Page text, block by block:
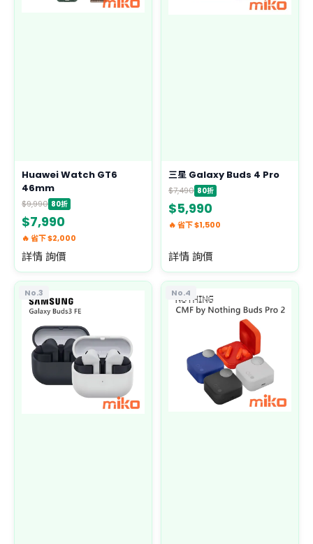
Huawei Watch GT6
46mm
$9,990 80折
$7,990
🔥 省下 $2,000
詳情 詢價
三星 Galaxy Buds 4 Pro
$7,490 80折
$5,990
🔥 省下 $1,500
詳情 詢價
No.3 No.4